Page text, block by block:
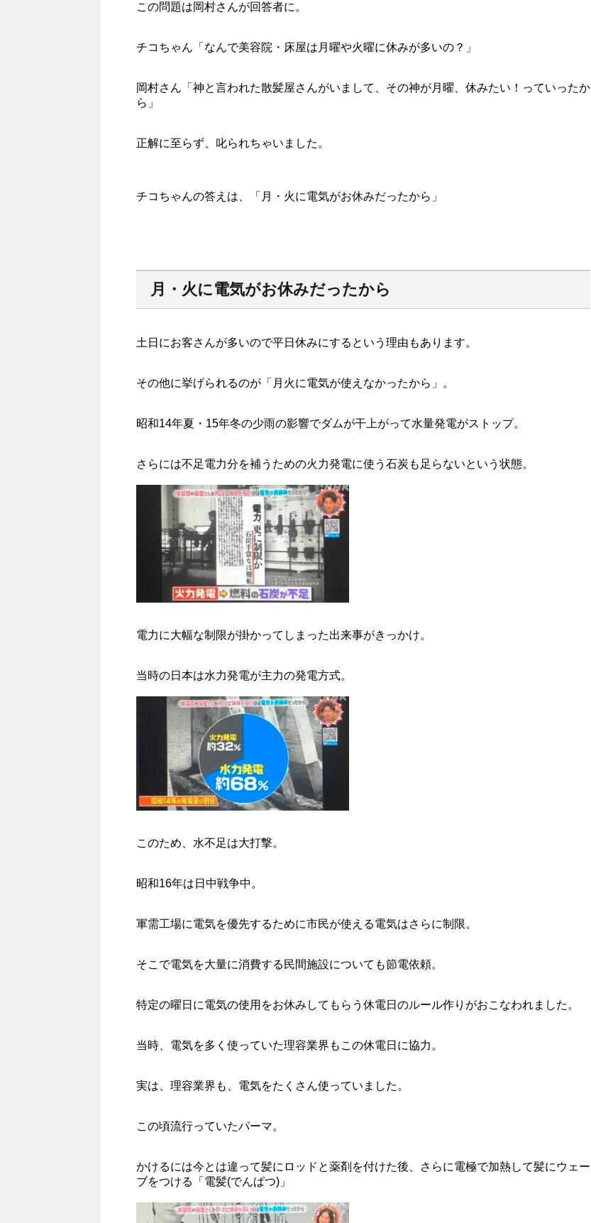
この問題は岡村さんが回答者に。
チコちゃん「なんで美容院・床屋は月曜や火曜に休みが多いの？」
岡村さん「神と言われた散髪屋さんがいまして、その神が月曜、休みたい！っていったか
ら」
正解に至らず、叱られちゃいました。
チコちゃんの答えは、「月・火に電気がお休みだったから」
月・火に電気がお休みだったから
土日にお客さんが多いので平日休みにするという理由もあります。
その他に挙げられるのが「月火に電気が使えなかったから」。
昭和14年夏・15年冬の少雨の影響でダムが干上がって水量発電がストップ。
さらには不足電力分を補うための火力発電に使う石炭も足らないという状態。
電力に大幅な制限が掛かってしまった出来事がきっかけ。
当時の日本は水力発電が主力の発電方式。
このため、水不足は大打撃。
昭和16年は日中戦争中。
軍需工場に電気を優先するために市民が使える電気はさらに制限。
そこで電気を大量に消費する民間施設についても節電依頼。
特定の曜日に電気の使用をお休みしてもらう休電日のルール作りがおこなわれました。
当時、電気を多く使っていた理容業界もこの休電日に協力。
実は、理容業界も、電気をたくさん使っていました。
この頃流行っていたパーマ。
かけるには今とは違って髪にロッドと薬剤を付けた後、さらに電極で加熱して髪にウェー
ブをつける「電髪(でんぱつ)」